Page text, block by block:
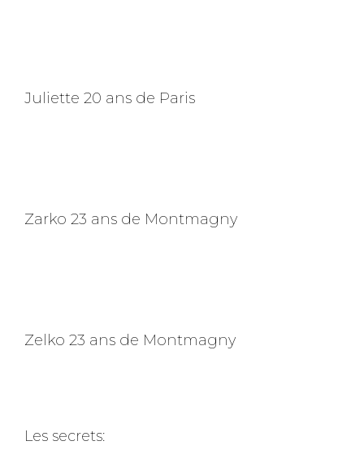
Juliette 20 ans de Paris
Zarko 23 ans de Montmagny
Zelko 23 ans de Montmagny
Les secrets: